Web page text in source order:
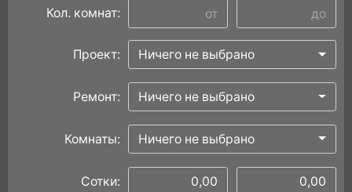
Кол. комнат:
Проект: Ничего не выбрано
Ремонт: Ничего не выбрано
Комнаты: Ничего не выбрано
Сотки: